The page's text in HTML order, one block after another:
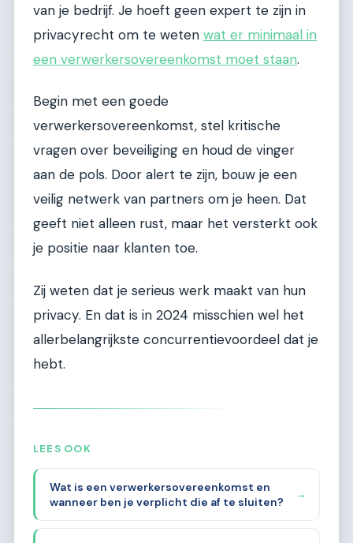
van je bedrijf. Je hoeft geen expert te zijn in
privacyrecht om te weten wat er minimaal in
een verwerkersovereenkomst moet staan.
Begin met een goede
verwerkersovereenkomst, stel kritische
vragen over beveiliging en houd de vinger
aan de pols. Door alert te zijn, bouw je een
veilig netwerk van partners om je heen. Dat
geeft niet alleen rust, maar het versterkt ook
je positie naar klanten toe.
Zij weten dat je serieus werk maakt van hun
privacy. En dat is in 2024 misschien wel het
allerbelangrijkste concurrentievoordeel dat je
hebt.
LEES OOK
Wat is een verwerkersovereenkomst en
wanneer ben je verplicht die af te sluiten?
→